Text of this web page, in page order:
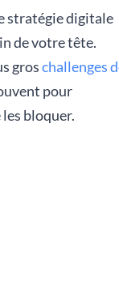
stratégie digitale
de votre tête.
groschallenges
pour
bloquer.